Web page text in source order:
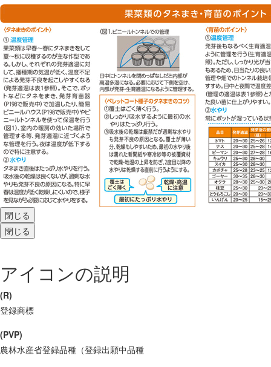
閉じる
閉じる
アイコンの説明
(R)
登録商標
(PVP)
農林水産省登録品種（登録出願中品種